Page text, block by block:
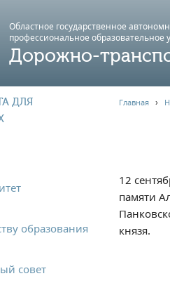
Областное государственное
профессиональноe образовательное
Дорожно-
ДЛЯ
образования
совет
Главная›
12
памяти
князя.